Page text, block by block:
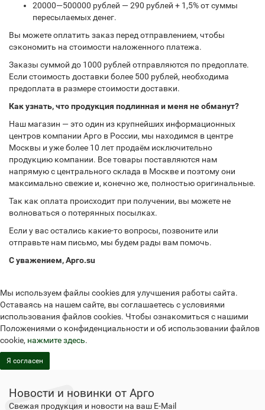
20000—500000 рублей — 290 рублей + 1,5% от суммы
пересылаемых денег.
Вы можете оплатить заказ перед отправлением, чтобы
сэкономить на стоимости наложенного платежа.
Заказы суммой до 1000 рублей отправляются по предоплате.
Если стоимость доставки более 500 рублей, необходима
предоплата в размере стоимости доставки.
Как узнать, что продукция подлинная и меня не обманут?
Наш магазин — это один из крупнейших информационных
центров компании Арго в России, мы находимся в центре
Москвы и уже более 10 лет продаём исключительно
продукцию компании. Все товары поставляются нам
напрямую с центрального склада в Москве и поэтому они
максимально свежие и, конечно же, полностью оригинальные.
Так как оплата происходит при получении, вы можете не
волноваться о потерянных посылках.
Если у вас остались какие-то вопросы, позвоните или
отправьте нам письмо, мы будем рады вам помочь.
С уважением, Арго.su
Мы используем файлы cookies для улучшения работы сайта.
Оставаясь на нашем сайте, вы соглашаетесь с условиями
использования файлов cookies. Чтобы ознакомиться с нашими
Положениями о конфиденциальности и об использовании файлов
cookie, нажмите здесь.
Я согласен
Новости и новинки от Арго
Свежая продукция и новости на ваш E-Mail